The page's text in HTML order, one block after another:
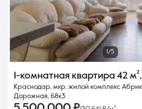
1/5
1-комнатная квартира 42 м²,
Краснодар, мкр. жилой комплекс
Дорожная, 68к3